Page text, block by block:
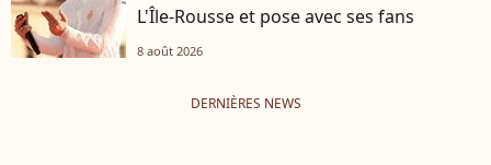
L'Île-Rousse et pose avec ses fans
8 août 2026
DERNIÈRES NEWS